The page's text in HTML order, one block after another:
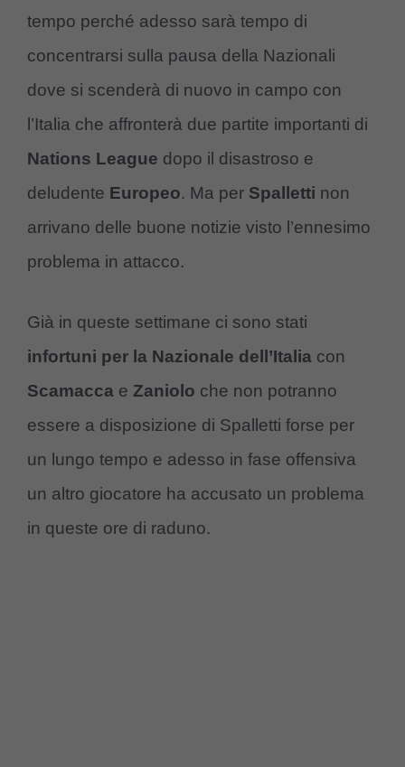
tempo perché adesso sarà tempo di
concentrarsi sulla pausa della Nazionali
dove si scenderà di nuovo in campo con
l’Italia che affronterà due partite importanti di
Nations League dopo il disastroso e
deludente Europeo. Ma per Spalletti non
arrivano delle buone notizie visto l’ennesimo
problema in attacco.
Già in queste settimane ci sono stati
infortuni per la Nazionale dell’Italia con
Scamacca e Zaniolo che non potranno
essere a disposizione di Spalletti forse per
un lungo tempo e adesso in fase offensiva
un altro giocatore ha accusato un problema
in queste ore di raduno.